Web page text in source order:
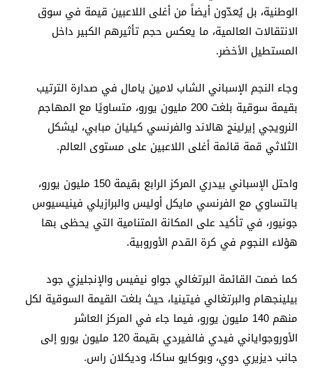
الوطنية، بل يُعدّون أيضاً من أغلى اللاعبين قيمة في سوق
الانتقالات العالمية، ما يعكس حجم تأثيرهم الكبير داخل
المستطيل الأخضر.
وجاء النجم الإسباني الشاب لامين يامال في صدارة الترتيب
بقيمة سوقية بلغت 200 مليون يورو، متساويًا مع المهاجم
النرويجي إيرلينج هالاند والفرنسي كيليان مبابي، ليشكل
الثلاثي قمة قائمة أغلى اللاعبين على مستوى العالم.
واحتل الإسباني بيدري المركز الرابع بقيمة 150 مليون يورو،
بالتساوي مع الفرنسي مايكل أوليس والبرازيلي فينيسيوس
جونيور، في تأكيد على المكانة المتنامية التي يحظى بها
هؤلاء النجوم في كرة القدم الأوروبية.
كما ضمت القائمة البرتغالي جواو نيفيس والإنجليزي جود
بيلينجهام والبرتغالي فيتينيا، حيث بلغت القيمة السوقية لكل
منهم 140 مليون يورو، فيما جاء في المركز العاشر
الأوروجواياني فيدي فالفيردي بقيمة 120 مليون يورو إلى
جانب ديزيري دوي، وبوكايو ساكا، وديكلان راس.